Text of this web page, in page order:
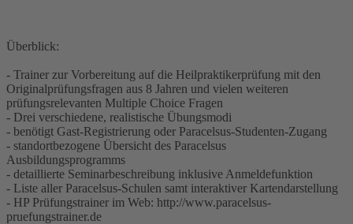
Überblick:
- Trainer zur Vorbereitung auf die Heilpraktikerprüfung mit den
Originalprüfungsfragen aus 8 Jahren und vielen weiteren
prüfungsrelevanten Multiple Choice Fragen
- Drei verschiedene, realistische Übungsmodi
- benötigt Gast-Registrierung oder Paracelsus-Studenten-Zugang
- standortbezogene Übersicht des Paracelsus
Ausbildungsprogramms
- detaillierte Seminarbeschreibung inklusive Anmeldefunktion
- Liste aller Paracelsus-Schulen samt interaktiver Kartendarstellung
- HP Prüfungstrainer im Web: http://www.paracelsus-
pruefungstrainer.de